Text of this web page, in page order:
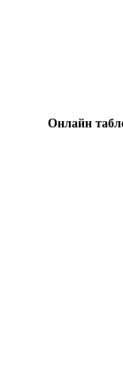
Онлайн